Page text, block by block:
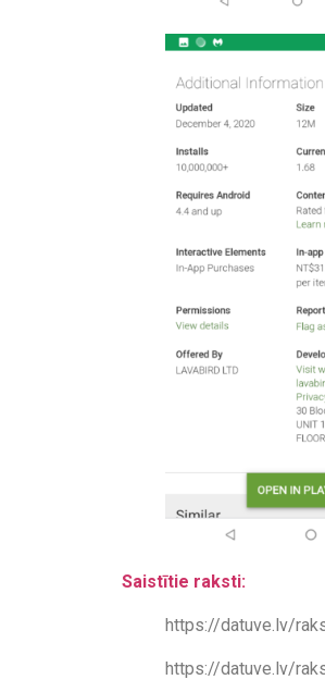
Saistītie raksti:
https://datuve.lv/
https://datuve.lv/